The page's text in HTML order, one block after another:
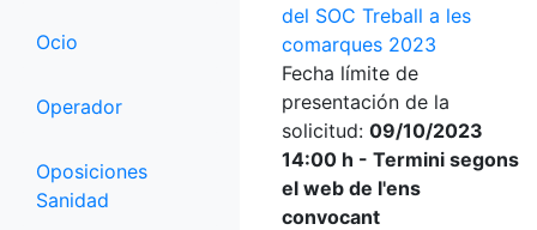
Ocio
Operador
Oposiciones
Sanidad
del SOC Treball a les
comarques 2023
Fecha límite de
presentación de la
solicitud: 09/10/2023
14:00 h - Termini segons
el web de l'ens
convocant